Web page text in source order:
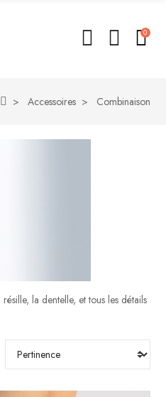
0
Accessoires Combinaison
la dentelle, et tous les détails